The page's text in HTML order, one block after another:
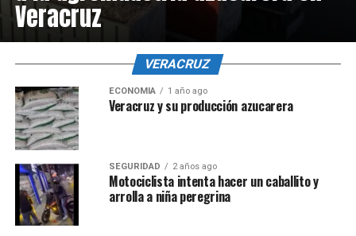
Veracruz
VERACRUZ
ECONOMÍA 1 año ago
Veracruz y su producción azucarera
SEGURIDAD 2 años ago
Motociclista intenta hacer un caballito y
arrolla a niña peregrina